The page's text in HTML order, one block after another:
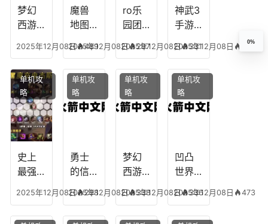
装备
梦幻
西游
凡，
梦幻
十二
生肖
2025年12月08日 489
魔兽
地图
任务
攻
略，
魔兽
世界
2025年12月08日 297
ro乐
园团
附
魔，
乐园
团装
备任
2025年12月08日 331
神武3
手游
辅助
技能
加
点，
神武
龙宫
怎么
2025年12月08日 346
史上
最强
容搭
2025年12月08日 298
单机攻
略
勇士
的信
物技
能，
2025年12月08日 338
单机攻
略
梦幻
西游
炼丹
炉攻
2025年12月08日 336
单机攻
略
凹凸
世界
全部
阵容
2025年12月08日 473
单机攻
略
0%